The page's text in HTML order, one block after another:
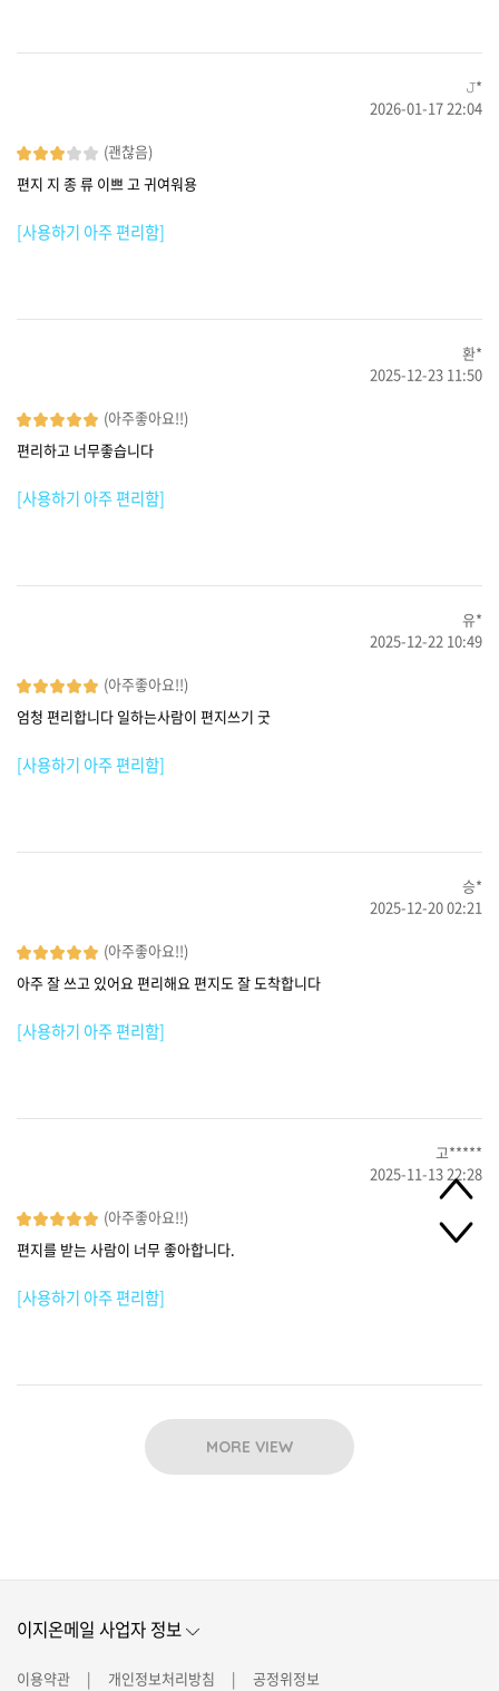
𝙹*
2026-01-17 22:04
(괜찮음)
편지 지 종 류 이쁘 고 귀여워용
[사용하기 아주 편리함]
환*
2025-12-23 11:50
(아주좋아요!!)
편리하고 너무좋습니다
[사용하기 아주 편리함]
유*
2025-12-22 10:49
(아주좋아요!!)
엄청 편리합니다 일하는사람이 편지쓰기 굿
[사용하기 아주 편리함]
승*
2025-12-20 02:21
(아주좋아요!!)
아주 잘 쓰고 있어요 편리해요 편지도 잘 도착합니다
[사용하기 아주 편리함]
고*****
2025-11-13 22:28
(아주좋아요!!)
편지를 받는 사람이 너무 좋아합니다.
[사용하기 아주 편리함]
MORE VIEW
이지온메일 사업자 정보
이용약관 개인정보처리방침 공정위정보